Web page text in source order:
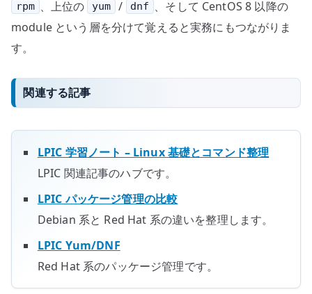
rpm 、上位の yum / dnf 、そして CentOS 8 以降の
module という層を分けて覚えると実務にもつながりま
す。
関連する記事
LPIC 学習ノート – Linux 基礎とコマンド整理
LPIC 関連記事のハブです。
LPIC パッケージ管理の比較
Debian 系と Red Hat 系の違いを整理します。
LPIC Yum/DNF
Red Hat 系のパッケージ管理です。